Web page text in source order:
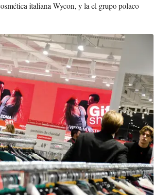
italiana Wycon, y la el grupo polaco